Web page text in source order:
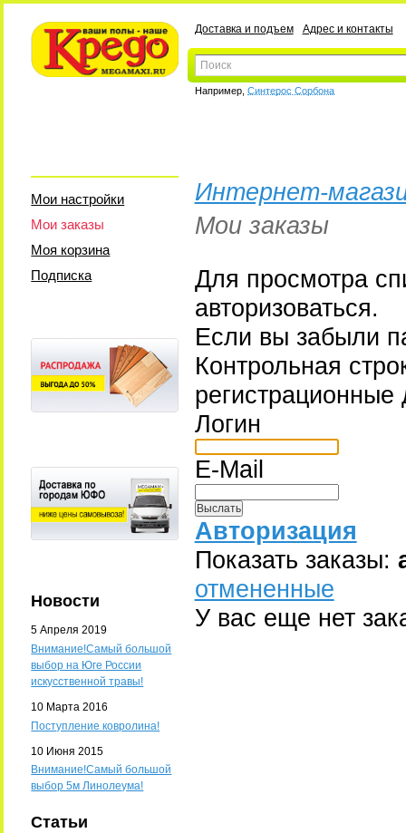
Доставка и подъем Адрес и контакты
Например, Синтерос Сорбона
Мои настройки
Мои заказы
Моя корзина
Подписка
Новости
5 Апреля 2019
Внимание!Самый большой
выбор на Юге России
искусственной травы!
10 Марта 2016
Поступление ковролина!
10 Июня 2015
Внимание!Самый большой
выбор 5м Линолеума!
Статьи
Интернет-
Мои заказы
Для просмотра
авторизоваться.
Если вы забыли
Контрольная
Логин
E-Mail
Авторизация
Показать заказы:
отмененные
У вас еще нет